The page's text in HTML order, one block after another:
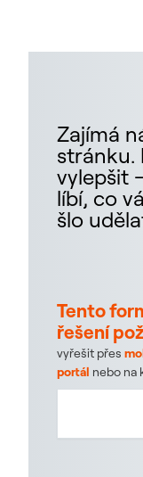
Zajímá
stránku.
vylepšit
líbí, co
šlo
Tento
řešení
vyřešit přes
portál nebo na